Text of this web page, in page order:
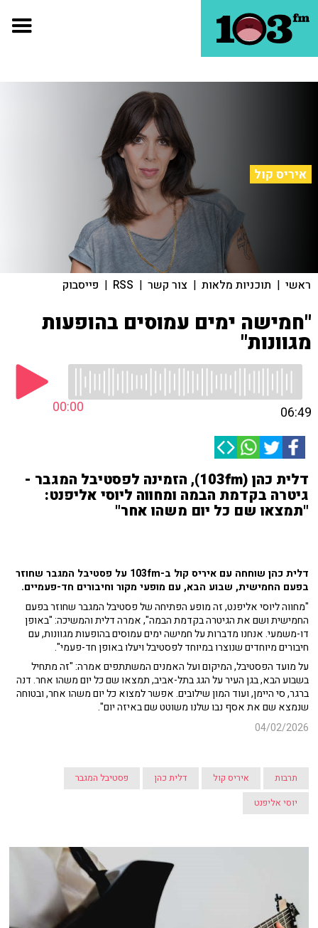
איריס קול
ראשי | תוכניות מלאות | צור קשר |
RSS
| פייסבוק
"חמישה ימים עמוסים בהופעות
מגוונות"
00:00 06:49
דלית כהן (103fm), הזמינה לפסטיבל המגבר -
גיטרה בקדמת הבמה ומחווה ליוסי אליפנט:
"תמצאו שם כל יום משהו אחר"
דלית כהן שוחחה עם איריס קול ב-103fm על
פסטיבל המגבר שחוזר
בפעם החמישית, שבוע הבא, עם מופעי מקור וחיבורים חד-פעמיים.
"מחווה ליוסי אליפנט, זה מופע הפתיחה של פסטיבל המגבר שחוזר בפעם
החמישית ושם את הגיטרה בקדמת הבמה", אמרה דלית והמשיכה: "באופן
דו-משמעי. אנחנו מדברות על חמישה ימים עמוסים בהופעות מגוונות, עם
חיבורים מיוחדים שנוצרו במיוחד לפסטיבל ויעלו באופן חד-פעמי".
על מועד הפסטיבל, המיקום ועל האמנים המשתתפים אמרה: "זה מתחיל
בשבוע הבא, בגן העיר על הגג בתל-אביב, תמצאו שם כל יום משהו אחר. דנה
ברגר, סי היימן, ועוד המון שילובים. אפשר למצוא כל יום משהו אחר, ובטוחה
שנמצא שם את אסף נבו שלנו משוטט שם באיזה יום".
04/02/2026
תרבות איריס קול דלית כהן
פסטיבל המגבר
יוסי אליפנט